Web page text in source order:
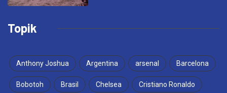
Topik
Anthony Joshua Argentina arsenal Barcelona
Bobotoh Brasil Chelsea Cristiano Ronaldo